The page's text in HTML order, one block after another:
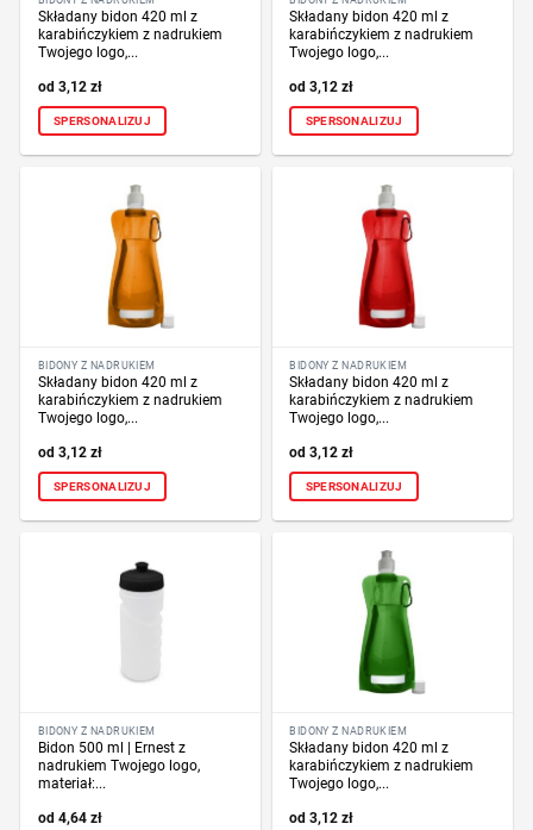
Składany bidon 420 ml z
karabińczykiem z nadrukiem
Twojego logo,...
3,12 zł
SPERSONALIZUJ
Składany bidon 420 ml z
karabińczykiem z nadrukiem
Twojego logo,...
3,12zł
SPERSONALIZUJ
BIDONY Z NADRUKIEM
Składany bidon 420 ml z
karabińczykiem z nadrukiem
Twojego logo,...
3,12 zł
SPERSONALIZUJ
BIDONY Z NADRUKIEM
Składany bidon 420 ml z
karabińczykiem z nadrukiem
Twojego logo,...
3,12zł
SPERSONALIZUJ
BIDONY Z NADRUKIEM
Bidon 500 ml | Ernest z
nadrukiem Twojego logo,
materiał:...
4,64 zł
BIDONY Z NADRUKIEM
Składany bidon 420 ml z
karabińczykiem z nadrukiem
Twojego logo,...
3,12zł